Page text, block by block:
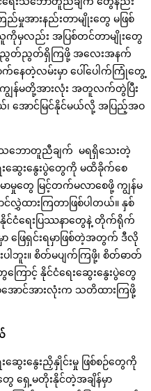
မှုအားနည်းတာမျိုးတွေ မဖြစ်
ကိုမှလည်း အပြစ်တင်တာမျိုးတွေ
ညီညွတ်ညွတ်ရှိကြဖို့ အလေးအနက်
ာက်နေတဲ့လမ်းမှာ ပေါ်ပေါက်ကြုံတွေ့
ျွန်မတို့အားလုံး အတူလက်တွဲပြီး
၊ အောင်မြင်နိုင်မယ်လို့ အပြည့်အဝ
း သဘောတူညီချက် မရရှိသေးတဲ့
ေးနွေးပွဲတွေကို မထိခိုက်စေ
မာမှုတွေ မြင့်တက်မလာစေဖို့ ကျွန်မ
လွှဲထားကြတာဖြစ်ပါတယ်။ နှစ်
တဲ့ နိုင်ငံရေးပြဿနာတွေနဲ့ တိုက်ရိုက်
ဖြေရှင်းရမှာဖြစ်တဲ့အတွက် ဒီလို
ါဘူး။ စိတ်မပျက်ကြဖို့၊ စိတ်ဓာတ်
ြောင့် နိုင်ငံရေးဆွေးနွေးပွဲတွေ
စ်အောင်အားလုံးက သတိထားကြဖို့
ေးနွေးညှိနှိုင်းမှု ဖြစ်စဉ်တွေကို
ေ ရှေ့မတိုးနိုင်တဲ့အချိန်မှာ